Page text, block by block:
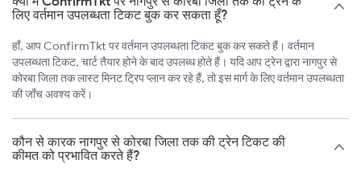
लिए वर्तमान उपलब्धता टिकट बुक कर सकता हूँ?
हाँ, आप ConfirmTkt पर वर्तमान उपलब्धता टिकट बुक कर सकते हैं। वर्तमान
उपलब्धता टिकट, चार्ट तैयार होने के बाद उपलब्ध होते हैं। यदि आप ट्रेन द्वारा नागपुर से
कोरबा जिला तक लास्ट मिनट ट्रिप प्लान कर रहे हैं, तो इस मार्ग के लिए वर्तमान उपलब्धता
की जाँच अवश्य करें।
कौन से कारक नागपुर से कोरबा जिला तक की ट्रेन टिकट की
कीमत को प्रभावित करते हैं?